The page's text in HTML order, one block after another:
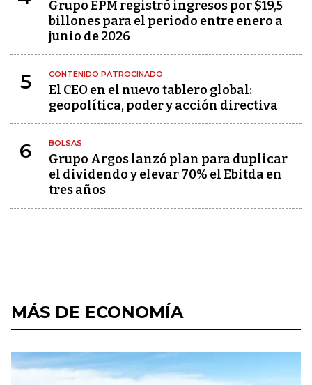
Grupo EPM registró ingresos por $19,5
billones para el periodo entre enero a
junio de 2026
5 CONTENIDO PATROCINADO
El CEO en el nuevo tablero global:
geopolítica, poder y acción directiva
6 BOLSAS
Grupo Argos lanzó plan para duplicar
el dividendo y elevar 70% el Ebitda en
tres años
MÁS DE ECONOMÍA